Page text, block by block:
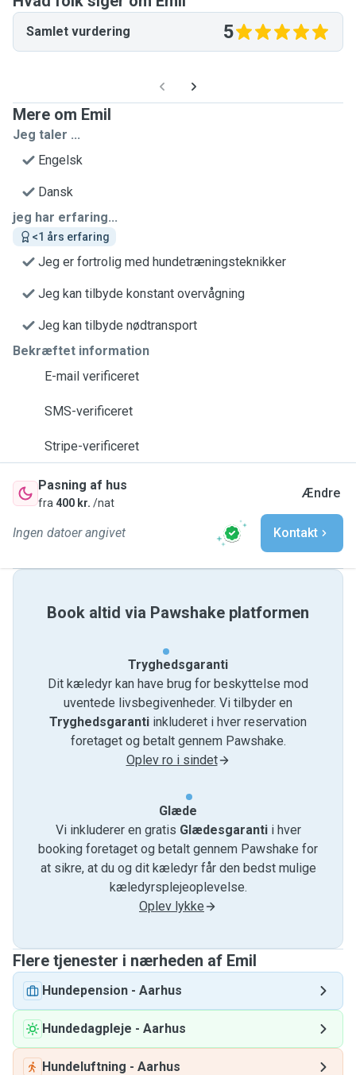
Samlet vurdering 5
Mere om Emil
Jeg taler ...
Engelsk
Dansk
jeg har erfaring...
<1 års erfaring
Jeg er fortrolig med hundetræningsteknikker
Jeg kan tilbyde konstant overvågning
Jeg kan tilbyde nødtransport
Bekræftet information
E-mail verificeret
SMS-verificeret
Stripe-verificeret
Pasning af hus
fra 400 kr. /nat
Ændre
Ingen datoer angivet Kontakt
Book altid via Pawshake platformen
Tryghedsgaranti
Dit kæledyr kan have brug for beskyttelse mod
uventede livsbegivenheder. Vi tilbyder en
Tryghedsgaranti inkluderet i hver reservation
foretaget og betalt gennem Pawshake.
Oplev ro i sindet
Glæde
Vi inkluderer en gratis Glædesgarantii hver
booking foretaget og betalt gennem Pawshake for
at sikre, at du og dit kæledyr får den bedst mulige
kæledyrsplejeoplevelse.
Oplev lykke
Flere tjenester i nærheden af ​​Emil
Hundepension - Aarhus
Hundedagpleje - Aarhus
Hundeluftning - Aarhus